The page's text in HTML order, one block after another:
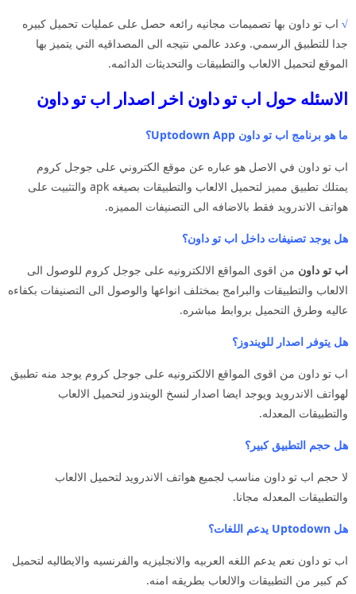
√ اب تو داون بها تصميمات مجانيه رائعه حصل على عمليات تحميل كبيره
جدا للتطبيق الرسمي. وعدد عالمي نتيجه الى المصداقيه التي يتميز بها
الموقع لتحميل الالعاب والتطبيقات والتحديثات الدائمه.
الاسئله حول اب تو داون اخر اصدار اب تو داون
ما هو برنامج اب تو داون Uptodown App؟
اب تو داون في الاصل هو عباره عن موقع الكتروني على جوجل كروم
يمتلك تطبيق مميز لتحميل الالعاب والتطبيقات بصيغه apk والتثبيت على
هواتف الاندرويد فقط بالاضافه الى التصنيفات المميزه.
هل يوجد تصنيفات داخل اب تو داون؟
اب تو داون من اقوى المواقع الالكترونيه على جوجل كروم للوصول الى
الالعاب والتطبيقات والبرامج بمختلف انواعها والوصول الى التصنيفات بكفاءه
عاليه وطرق التحميل بروابط مباشره.
هل يتوفر اصدار للويندوز؟
اب تو داون من اقوى المواقع الالكترونيه على جوجل كروم يوجد منه تطبيق
لهواتف الاندرويد ويوجد ايضا اصدار لنسخ الويندوز لتحميل الالعاب
والتطبيقات المعدله.
هل حجم التطبيق كبير؟
لا حجم اب تو داون مناسب لجميع هواتف الاندرويد لتحميل الالعاب
والتطبيقات المعدله مجانا.
هل Uptodown يدعم اللغات؟
اب تو داون نعم يدعم اللغه العربيه والانجليزيه والفرنسيه والايطاليه لتحميل
كم كبير من التطبيقات والالعاب بطريقه امنه.